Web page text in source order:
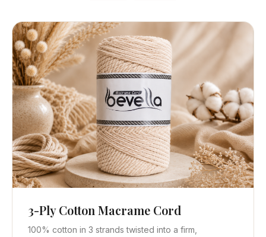
Vista rápida Obtener cotización
3-Ply Cotton Macrame Cord
100% cotton in 3 strands twisted into a firm,